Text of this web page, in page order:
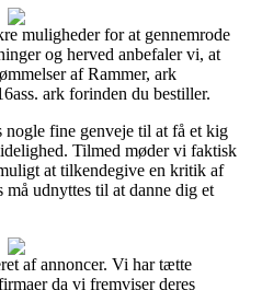
muligheder for at gennemrode
og herved anbefaler vi, at
af Rammer, ark
ark forinden du bestiller.
nogle fine genveje til at få et kig
Tilmed møder vi faktisk
at tilkendegive en kritik af
udnyttes til at danne dig et
af annoncer. Vi har tætte
da vi fremviser deres